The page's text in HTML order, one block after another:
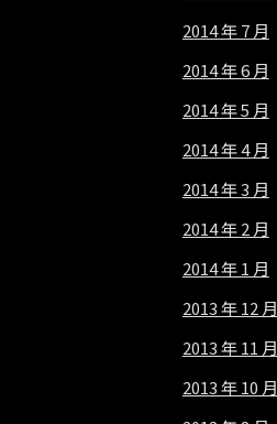
2014 年 7 月
2014 年 6 月
2014 年 5 月
2014 年 4 月
2014 年 3 月
2014 年 2 月
2014 年 1 月
2013 年 12 月
2013 年 11 月
2013 年 10 月